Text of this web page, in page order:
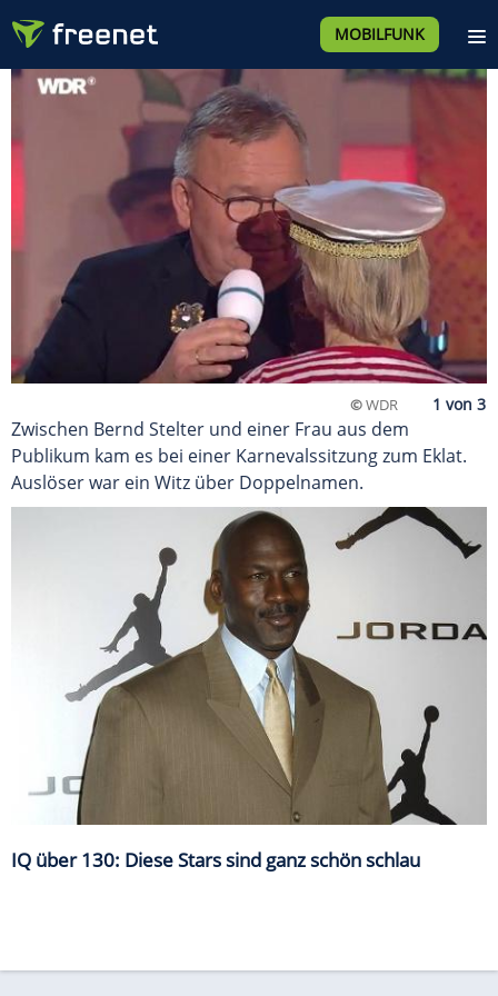
MOBILFUNK
©WDR
Zwischen Bernd Stelter und einer Frau aus dem
Publikum kam es bei einer Karnevalssitzung zum Eklat.
Auslöser war ein Witz über Doppelnamen.
IQ über 130: Diese Stars sind ganz schön schlau